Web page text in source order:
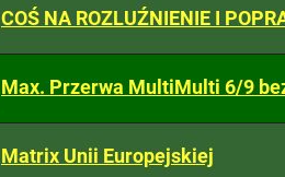
COŚ NA ROZLUŹNIENIE I
Max. Przerwa MultiMulti 6/9
Matrix Unii Europejskiej